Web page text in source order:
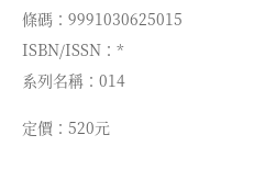
條碼：9991030625015
ISBN/ISSN：*
系列名稱：014
定價：520元